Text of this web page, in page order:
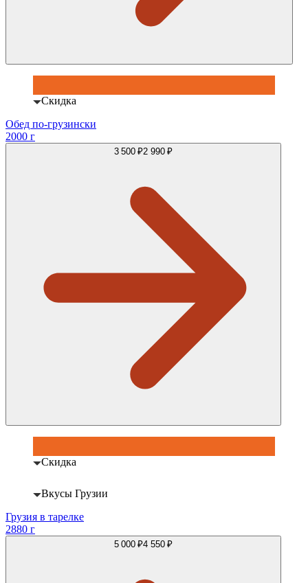
Скидка
Обед по-грузински
2000 г
3 500 ₽2 990 ₽
Скидка
Вкусы Грузии
Грузия в тарелке
2880 г
5 000 ₽4 550 ₽